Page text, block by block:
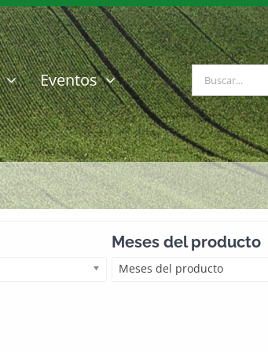
Eventos Buscar:
Meses del producto
Meses del producto